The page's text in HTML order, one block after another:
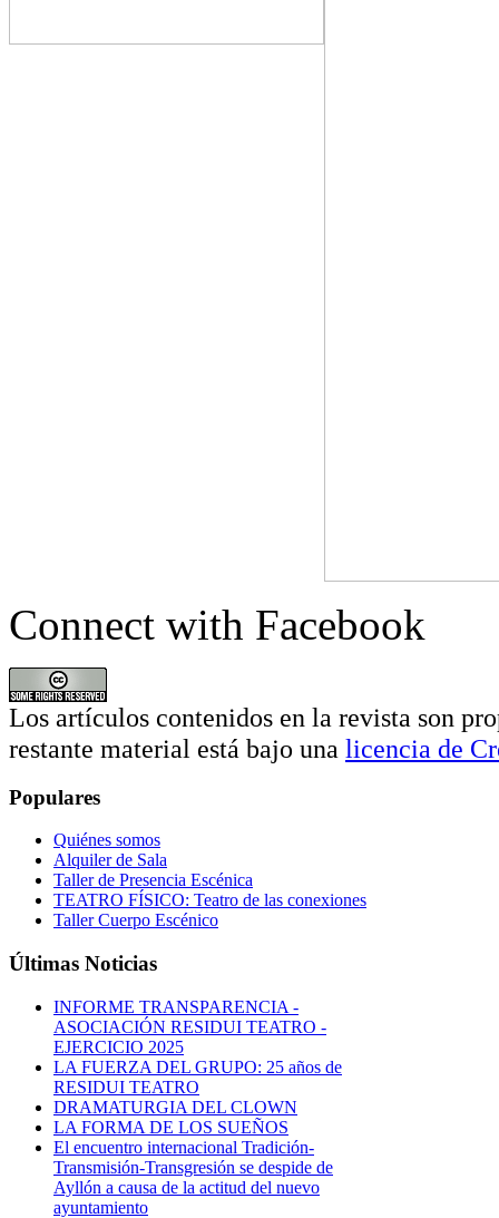
Connect with Facebook
Los artículos contenidos en la revista son
restante material está bajo una licencia de
Populares
Quiénes somos
Alquiler de Sala
Taller de Presencia Escénica
TEATRO FÍSICO: Teatro de las conexiones
Taller Cuerpo Escénico
Últimas Noticias
INFORME TRANSPARENCIA -
ASOCIACIÓN RESIDUI TEATRO -
EJERCICIO 2025
LA FUERZA DEL GRUPO: 25 años de
RESIDUI TEATRO
DRAMATURGIA DEL CLOWN
LA FORMA DE LOS SUEÑOS
El encuentro internacional Tradición-
Transmisión-Transgresión se despide de
Ayllón a causa de la actitud del nuevo
ayuntamiento